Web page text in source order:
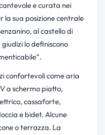
e curata nei
sua posizione centrale
al castello di
lo definiscono
confortevoli come aria
a schermo piatto,
cassaforte,
e bidet. Alcune
o terrazza. La